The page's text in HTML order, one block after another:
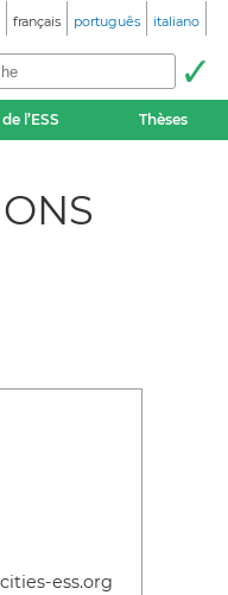
français português italiano
l’ESS Thèses
ess.org